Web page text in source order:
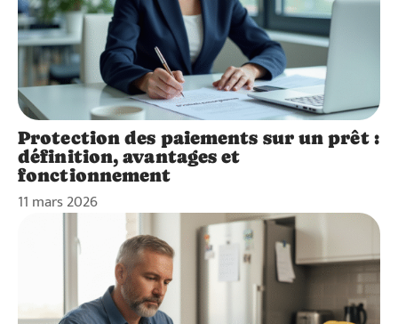
Protection des paiements sur un prêt :
définition, avantages et
fonctionnement
11 mars 2026